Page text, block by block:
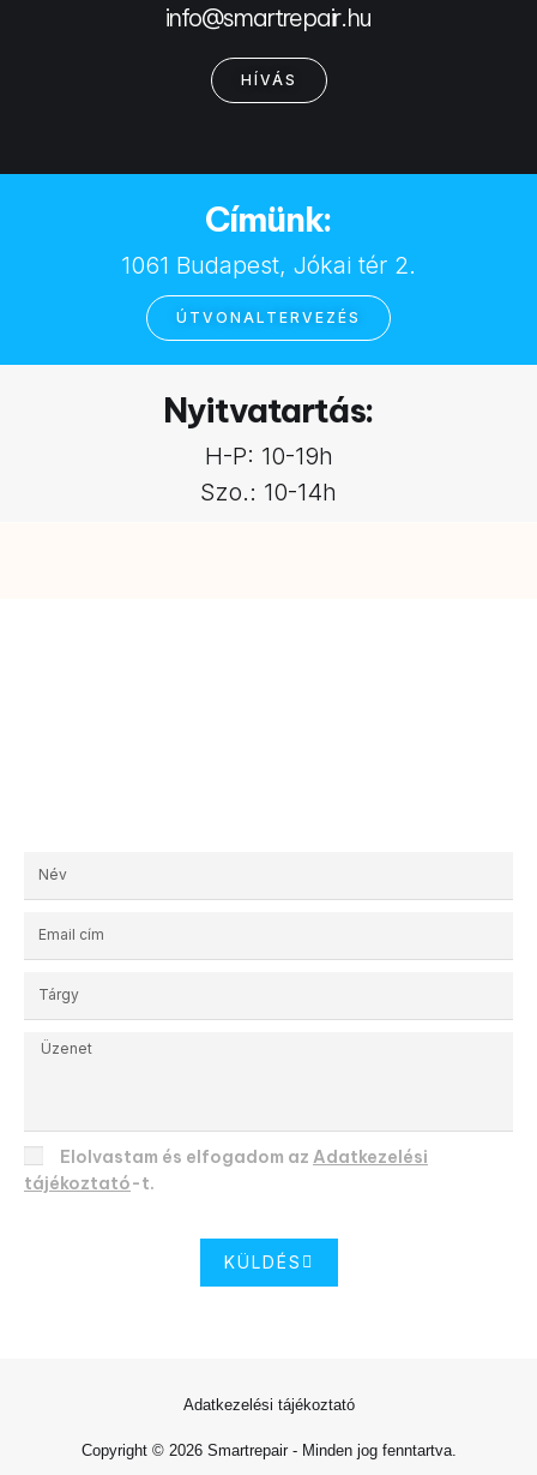
info@smartrepair.hu
HÍVÁS
Címünk:
1061 Budapest, Jókai tér 2.
ÚTVONALTERVEZÉS
Nyitvatartás:
H-P: 10-19h
Szo.: 10-14h
Elolvastam és elfogadom az Adatkezelési
tájékoztató-t.
KÜLDÉS
Copyright © 2026 Smartrepair - Minden jog fenntartva.
Adatkezelési tájékoztató